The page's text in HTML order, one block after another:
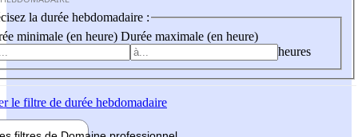
la durée hebdomadaire :
minimale (en heure) Durée maximale (en heure)
heures
le filtre de durée hebdomadaire